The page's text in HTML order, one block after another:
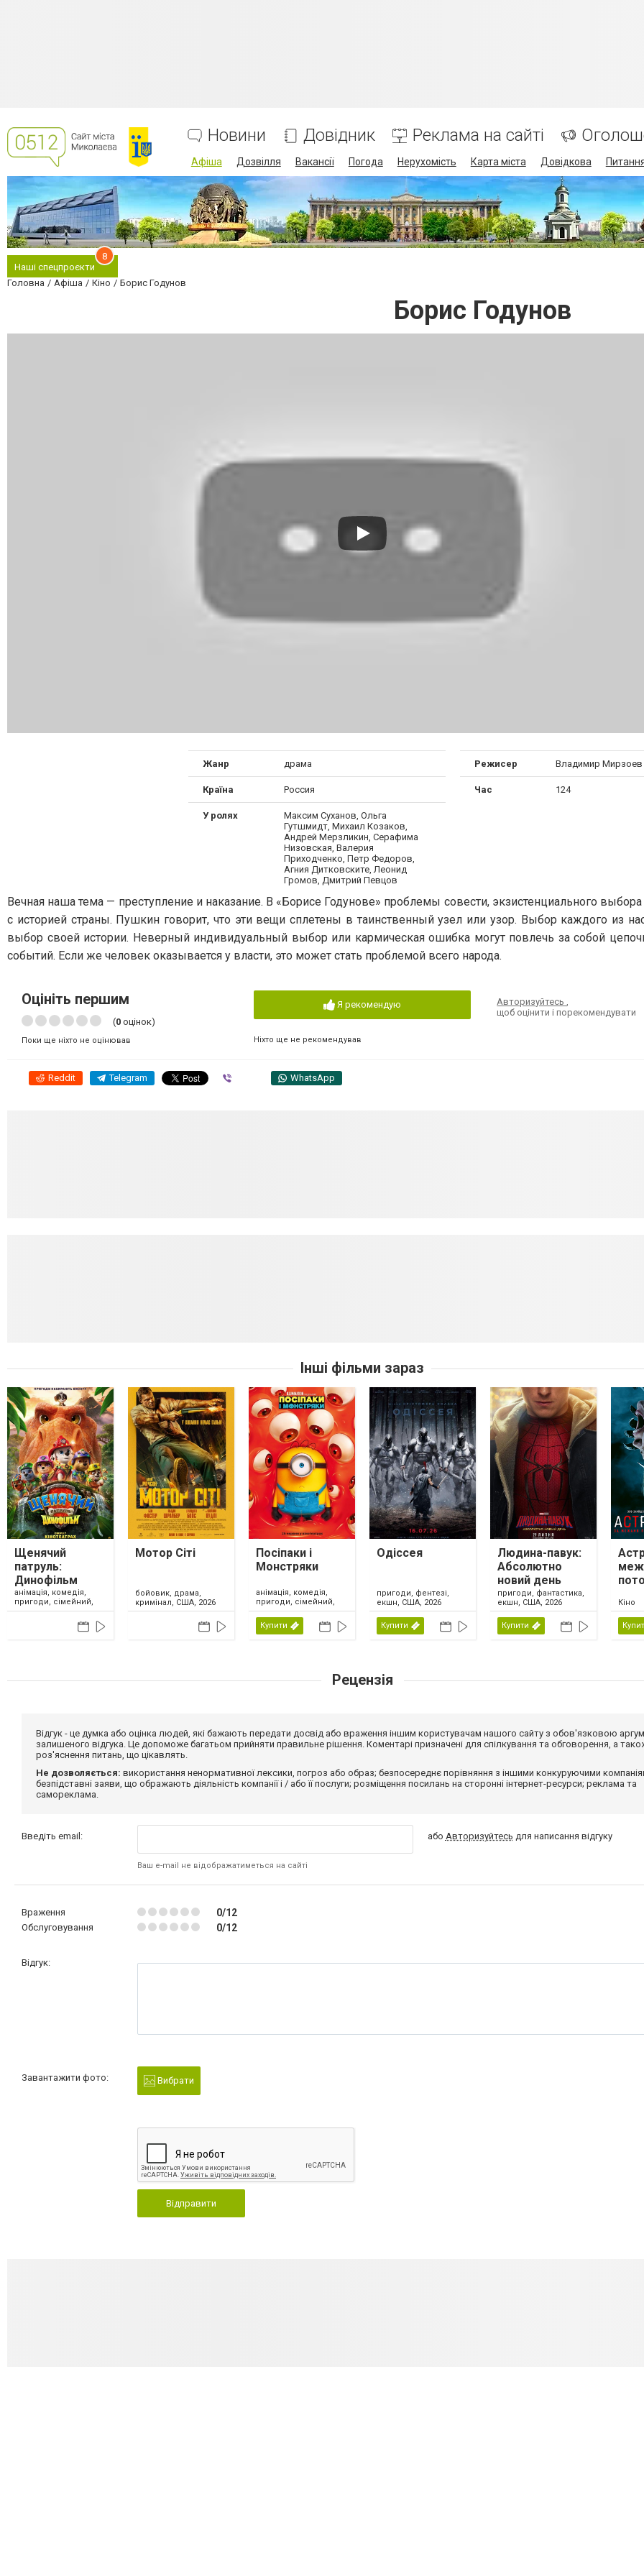
Новини Довідник Реклама на сайті
Афіша Дозвілля Вакансії Погода Нерухомість Карта міста Довідкова
Наші спецпроєкти
8
Головна Афіша Кіно Борис Годунов
Борис Годунов
Жанр драма
Країна Россия
У ролях
Максим Суханов, Ольга
Гутшмидт, Михаил Козаков,
Андрей Мерзликин, Серафима
Низовская, Валерия
Приходченко, Петр Федоров,
Агния Дитковските, Леонид
Громов, Дмитрий Певцов
Режисер Владимир Мирзоев
Час 124
Вечная наша тема — преступление и наказание. В «Борисе Годунове» проблемы совести, экзистенциального
с историей страны. Пушкин говорит, что эти вещи сплетены в таинственный узел или узор. Выбор каждого из
выбор своей истории. Неверный индивидуальный выбор или кармическая ошибка могут повлечь за собой
событий. Если же человек оказывается у власти, это может стать проблемой всего народа.
Оцініть першим
(0 оцінок)
Поки ще ніхто не оцінював
Я рекомендую
Ніхто ще не рекомендував
Авторизуйтесь
щоб оцінити і порекомендувати
Reddit Telegram WhatsApp
Інші фільми зараз
Щенячий
патруль:
Динофільм
анімація, комедія,
пригоди, сімейний,
США, 2026
Мотор Сіті
бойовик, драма,
кримінал, США, 2026
Посіпаки і
Монстряки
анімація, комедія,
пригоди, сімейний,
США, 2026
Купити
Одіссея
пригоди, фентезі,
екшн, США, 2026
Купити
Людина-павук:
Абсолютно
новий день
пригоди, фантастика,
екшн, США, 2026
Купити
Кіно
Рецензія
Відгук - це думка або оцінка людей, які бажають передати досвід або враження іншим користувачам нашого сайту з обов'язковою
залишеного відгука. Це допоможе багатьом прийняти правильне рішення. Коментарі призначені для спілкування та обговорення, а
роз'яснення питань, що цікавлять.
Не дозволяється: використання ненормативної лексики, погроз або образ; безпосереднє порівняння з іншими конкуруючими
безпідставні заяви, що ображають діяльність компанії і / або її послуги; розміщення посилань на сторонні інтернет-ресурси; реклама та
самореклама.
Введіть email:
Ваш e-mail не відображатиметься на сайті
або Авторизуйтесь для написання відгуку
Враження 0/12
Обслуговування 0/12
Відгук:
Завантажити фото: Вибрати
Відправити